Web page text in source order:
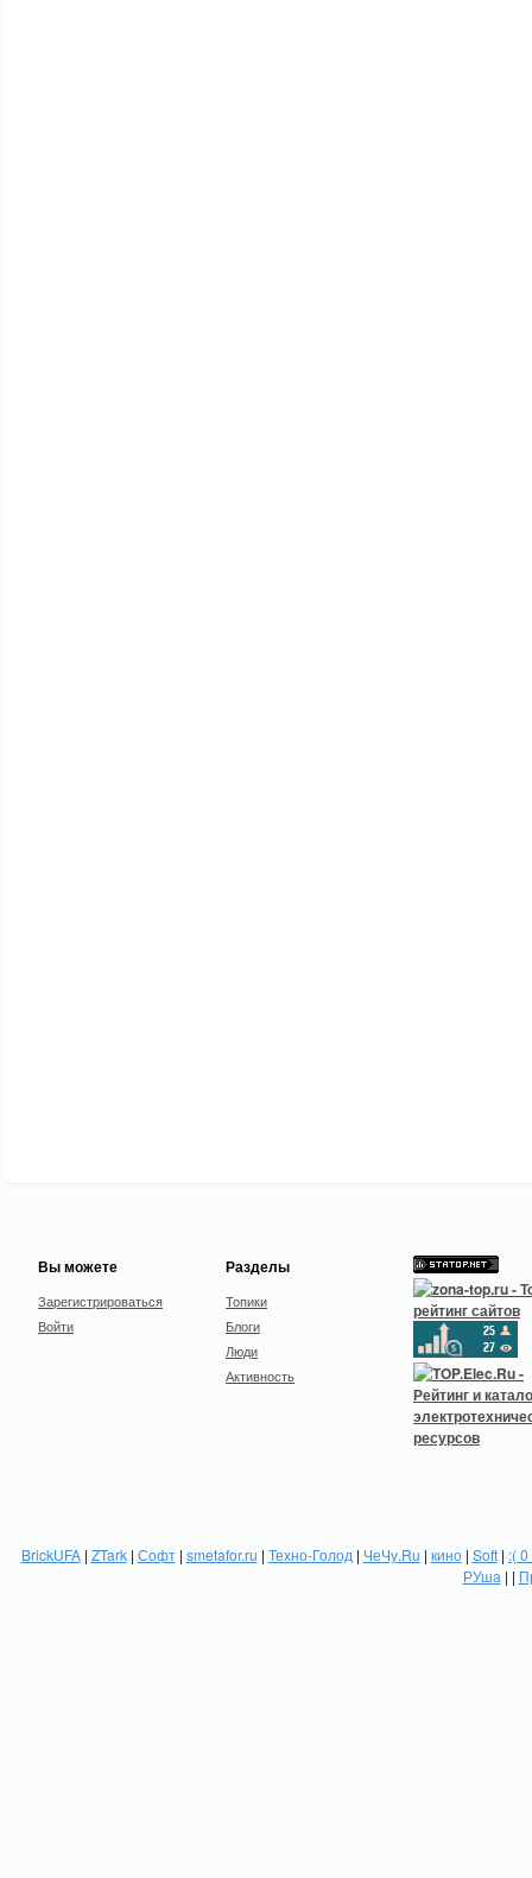
Вы можете
Зарегистрироваться
Войти
Разделы
Топики
Блоги
Люди
Активность
BrickUFA| ZTark| Софт| smetafor.ru | Техно-Голод | ЧеЧу.Ru | кино| Soft| :(
РУша | |